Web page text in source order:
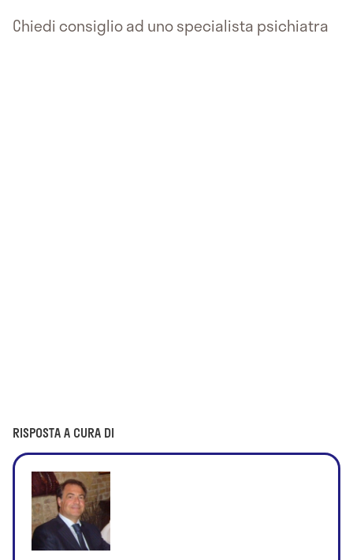
Chiedi consiglio ad uno specialista psichiatra
RISPOSTA A CURA DI